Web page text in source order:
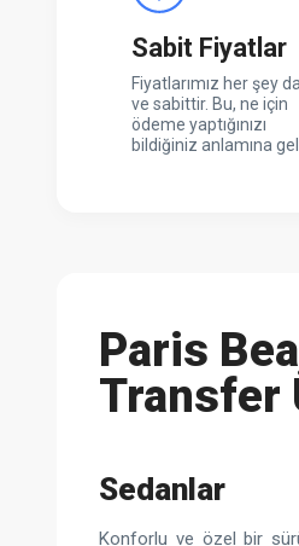
Sabit Fiyatlar
Fiyatlarımız her şey
ve sabittir. Bu, ne için
ödeme yaptığınızı
bildiğiniz anlamına
Paris
Transfer
Sedanlar
Konforlu ve özel bir